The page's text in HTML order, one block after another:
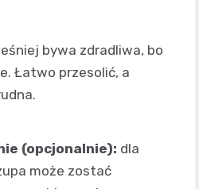
bywa zdradliwa, bo
Łatwo przesolić, a
(opcjonalnie): dla
może zostać